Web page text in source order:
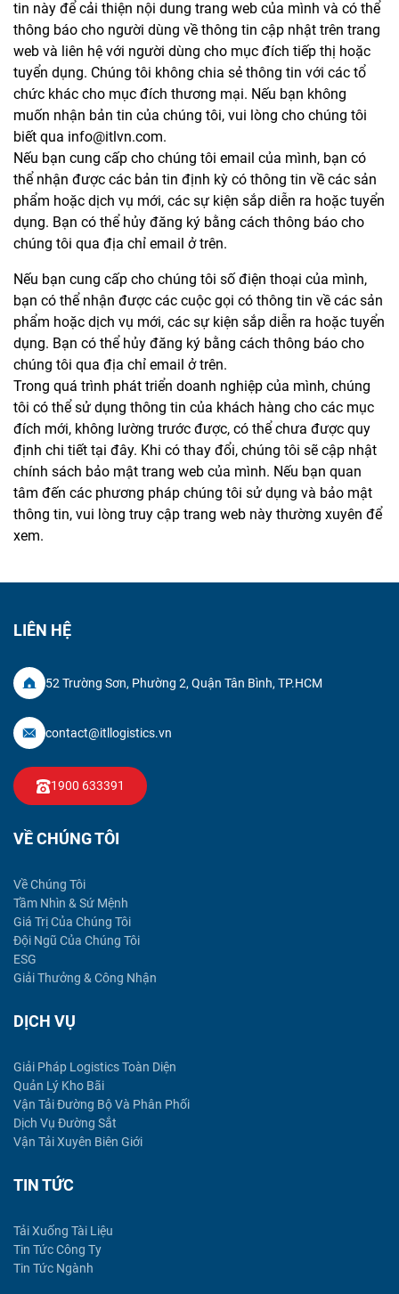
tin này để cải thiện nội dung trang web của mình và có thể
thông báo cho người dùng về thông tin cập nhật trên trang
web và liên hệ với người dùng cho mục đích tiếp thị hoặc
tuyển dụng. Chúng tôi không chia sẻ thông tin với các tổ
chức khác cho mục đích thương mại. Nếu bạn không
muốn nhận bản tin của chúng tôi, vui lòng cho chúng tôi
biết qua info@itlvn.com.
Nếu bạn cung cấp cho chúng tôi email của mình, bạn có
thể nhận được các bản tin định kỳ có thông tin về các sản
phẩm hoặc dịch vụ mới, các sự kiện sắp diễn ra hoặc tuyển
dụng. Bạn có thể hủy đăng ký bằng cách thông báo cho
chúng tôi qua địa chỉ email ở trên.
Nếu bạn cung cấp cho chúng tôi số điện thoại của mình,
bạn có thể nhận được các cuộc gọi có thông tin về các sản
phẩm hoặc dịch vụ mới, các sự kiện sắp diễn ra hoặc tuyển
dụng. Bạn có thể hủy đăng ký bằng cách thông báo cho
chúng tôi qua địa chỉ email ở trên.
Trong quá trình phát triển doanh nghiệp của mình, chúng
tôi có thể sử dụng thông tin của khách hàng cho các mục
đích mới, không lường trước được, có thể chưa được quy
định chi tiết tại đây. Khi có thay đổi, chúng tôi sẽ cập nhật
chính sách bảo mật trang web của mình. Nếu bạn quan
tâm đến các phương pháp chúng tôi sử dụng và bảo mật
thông tin, vui lòng truy cập trang web này thường xuyên để
xem.
LIÊN HỆ
52 Trường Sơn, Phường 2, Quận Tân Bình, TP.HCM
contact@itllogistics.vn
1900 633391
VỀ CHÚNG TÔI
Về Chúng Tôi
Tầm Nhìn & Sứ Mệnh
Giá Trị Của Chúng Tôi
Đội Ngũ Của Chúng Tôi
ESG
Giải Thưởng & Công Nhận
DỊCH VỤ
Giải Pháp Logistics Toàn Diện
Quản Lý Kho Bãi
Vận Tải Đường Bộ Và Phân Phối
Dịch Vụ Đường Sắt
Vận Tải Xuyên Biên Giới
TIN TỨC
Tải Xuống Tài Liệu
Tin Tức Công Ty
Tin Tức Ngành